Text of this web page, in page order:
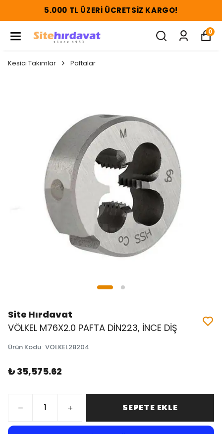
5.000 TL ÜZERI ÜCRETSIZ KARGO!
0
Kesici Takımlar Paftalar
Site Hırdavat
VÖLKEL M76X2.0 PAFTA DİN223, İNCE DİŞ
Ürün Kodu: VOLKEL28204
₺ 35,575.62
SEPETE EKLE